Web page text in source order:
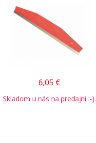
6,05 €
Skladom u nás na predajni :-).